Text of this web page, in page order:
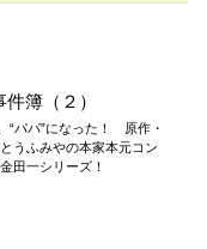
簿（２）
“パパ”になった！ 原作・
うふみやの本家本元コン
田一シリーズ！